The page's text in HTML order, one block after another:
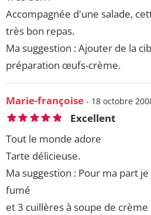
Accompagnée d'une salade,
très bon repas.
Ma suggestion : Ajouter de la
préparation œufs-crème.
Marie-françoise - 18 octobre
Excellent
Tout le monde adore
Tarte délicieuse.
Ma suggestion : Pour ma part
fumé
et 3 cuillères à soupe de crème